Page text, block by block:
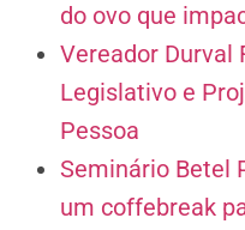
do ovo que
Vereador Durval
Legislativo e
Pessoa
Seminário Betel
um coffebreak